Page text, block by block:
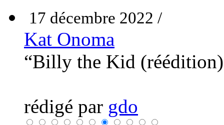
17 décembre 2022 /
Kat Onoma
“Billy the Kid
rédigé par gdo